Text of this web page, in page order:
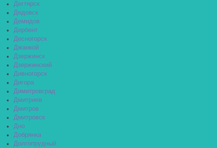
Дегтярск
Дедовск
Демидов
Дербент
Десногорск
Джанкой
Дзержинск
Дзержинский
Дивногорск
Дигора
Димитровград
Дмитриев
Дмитров
Дмитровск
Дно
Добрянка
Долгопрудный